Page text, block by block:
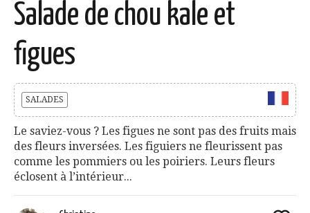
Salade de chou kale et
figues
SALADES
Le saviez-vous ? Les figues ne sont pas des fruits mais
des fleurs inversées. Les figuiers ne fleurissent pas
comme les pommiers ou les poiriers. Leurs fleurs
éclosent à l’intérieur...